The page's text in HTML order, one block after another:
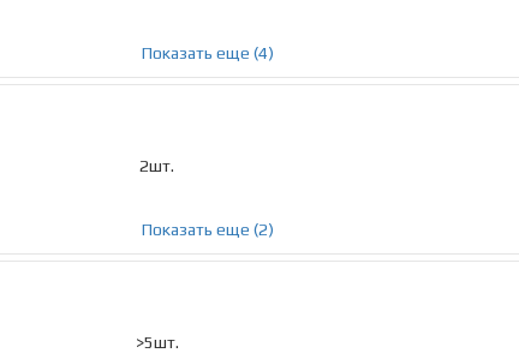
Показать еще (4)
2шт.
Показать еще (2)
>5шт.